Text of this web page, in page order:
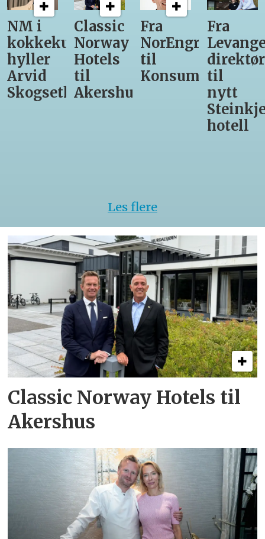
NM i
kokkekunst
hyller
Arvid
Skogseth
Classic
Norway
Hotels
til
Akershus
Fra
NorEngros
til
Konsumgruppen
Fra
direktør
til
nytt
hotell
Les flere
Classic Norway Hotels til
Akershus